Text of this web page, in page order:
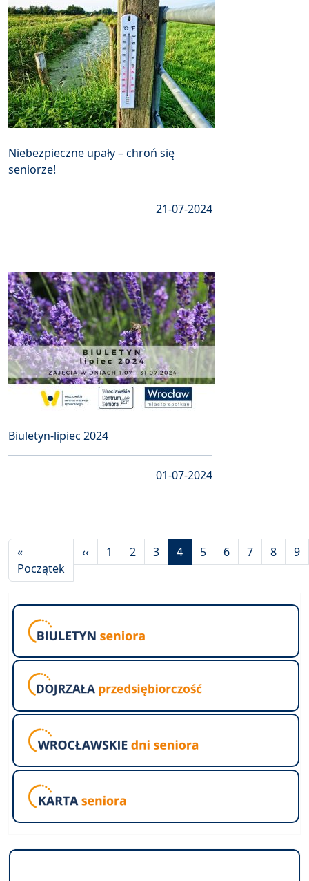
Niebezpieczne upały – chroń się
seniorze!
21-07-2024
Biuletyn-lipiec 2024
01-07-2024
Stronicowanie
«
Początek Pierwsza strona
‹‹Poprzednia strona
1 2 3 4 5 6 7 8 9